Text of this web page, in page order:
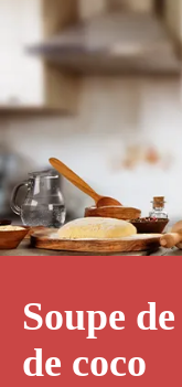
Soupe
de coco